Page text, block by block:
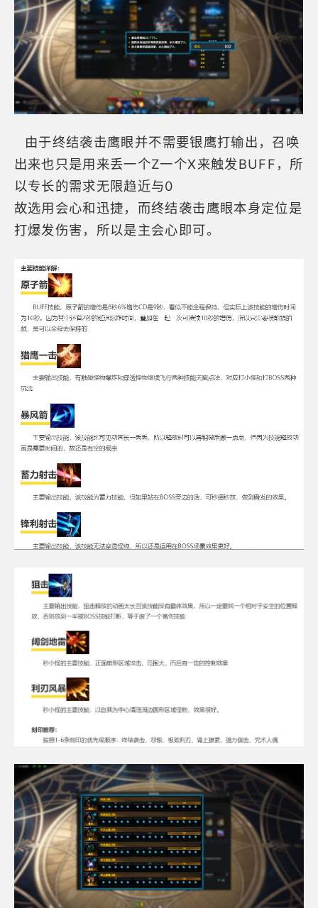
由于终结袭击鹰眼并不需要银鹰打输出，召唤
出来也只是用来丢一个Z一个X来触发BUFF，所
以专长的需求无限趋近与0
故选用会心和迅捷，而终结袭击鹰眼本身定位是
打爆发伤害，所以是主会心即可。